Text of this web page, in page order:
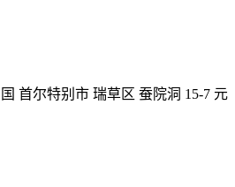
首尔特别市 瑞草区 蚕院洞 15-7 元